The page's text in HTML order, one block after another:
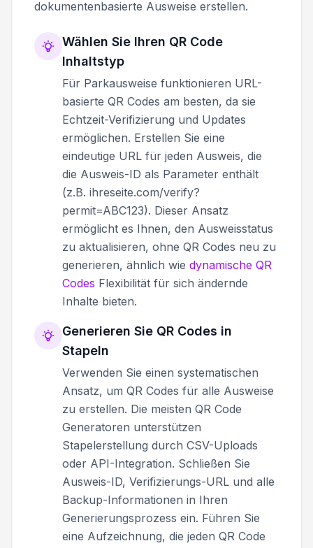
dokumentenbasierte Ausweise erstellen.
Wählen Sie Ihren QR Code
Inhaltstyp
Für Parkausweise funktionieren URL-
basierte QR Codes am besten, da sie
Echtzeit-Verifizierung und Updates
ermöglichen. Erstellen Sie eine
eindeutige URL für jeden Ausweis, die
die Ausweis-ID als Parameter enthält
(z.B. ihreseite.com/verify?
permit=ABC123). Dieser Ansatz
ermöglicht es Ihnen, den Ausweisstatus
zu aktualisieren, ohne QR Codes neu zu
generieren, ähnlich wie dynamische QR
Codes Flexibilität für sich ändernde
Inhalte bieten.
Generieren Sie QR Codes in
Stapeln
Verwenden Sie einen systematischen
Ansatz, um QR Codes für alle Ausweise
zu erstellen. Die meisten QR Code
Generatoren unterstützen
Stapelerstellung durch CSV-Uploads
oder API-Integration. Schließen Sie
Ausweis-ID, Verifizierungs-URL und alle
Backup-Informationen in Ihren
Generierungsprozess ein. Führen Sie
eine Aufzeichnung, die jeden QR Code